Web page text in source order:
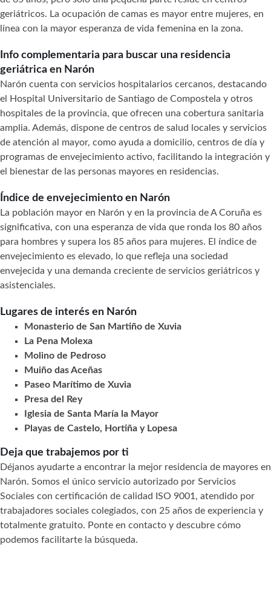
geriátricos. La ocupación de camas es mayor entre mujeres, en
línea con la mayor esperanza de vida femenina en la zona.
Info complementaria para buscar una residencia
geriátrica en Narón
Narón cuenta con servicios hospitalarios cercanos, destacando
el Hospital Universitario de Santiago de Compostela y otros
hospitales de la provincia, que ofrecen una cobertura sanitaria
amplia. Además, dispone de centros de salud locales y servicios
de atención al mayor, como ayuda a domicilio, centros de día y
programas de envejecimiento activo, facilitando la integración y
el bienestar de las personas mayores en residencias.
Índice de envejecimiento en Narón
La población mayor en Narón y en la provincia de A Coruña es
significativa, con una esperanza de vida que ronda los 80 años
para hombres y supera los 85 años para mujeres. El índice de
envejecimiento es elevado, lo que refleja una sociedad
envejecida y una demanda creciente de servicios geriátricos y
asistenciales.
Lugares de interés en Narón
Monasterio de San Martiño de Xuvia
La Pena Molexa
Molino de Pedroso
Muiño das Aceñas
Paseo Marítimo de Xuvia
Presa del Rey
Iglesia de Santa María la Mayor
Playas de Castelo, Hortiña y Lopesa
Deja que trabajemos por ti
Déjanos ayudarte a encontrar la mejor residencia de mayores en
Narón. Somos el único servicio autorizado por Servicios
Sociales con certificación de calidad ISO 9001, atendido por
trabajadores sociales colegiados, con 25 años de experiencia y
totalmente gratuito. Ponte en contacto y descubre cómo
podemos facilitarte la búsqueda.